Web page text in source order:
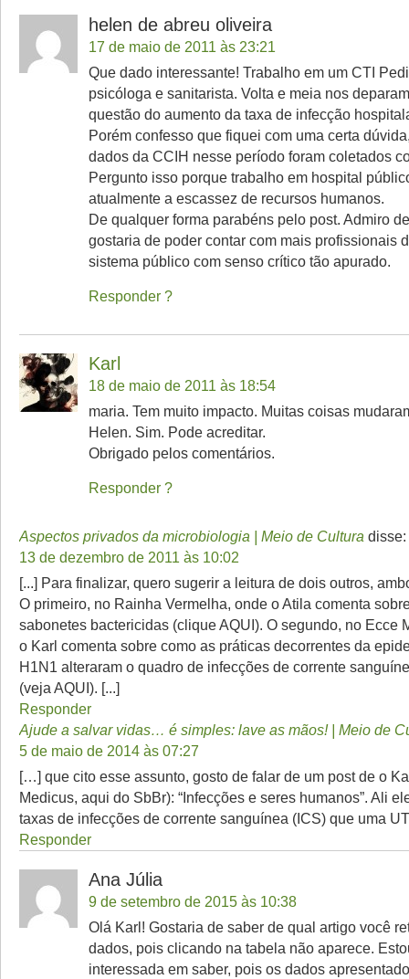
helen de abreu oliveira
17 de maio de 2011 às 23:21
Que dado interessante! Trabalho em um CTI
psicóloga e sanitarista. Volta e meia nos
questão do aumento da taxa de infecção
Porém confesso que fiquei com uma certa
dados da CCIH nesse período foram coletados
Pergunto isso porque trabalho em hospital
atualmente a escassez de recursos humanos.
De qualquer forma parabéns pelo post. Admiro
gostaria de poder contar com mais profissionais
sistema público com senso crítico tão apurado.
Responder
Karl
18 de maio de 2011 às 18:54
maria. Tem muito impacto. Muitas coisas
Helen. Sim. Pode acreditar.
Obrigado pelos comentários.
Responder
Aspectos privados da microbiologia | Meio de Cultura disse:
13 de dezembro de 2011 às 10:02
[...] Para finalizar, quero sugerir a leitura de dois outros,
O primeiro, no Rainha Vermelha, onde o Atila comenta
sabonetes bactericidas (clique AQUI). O segundo, no Ecce
o Karl comenta sobre como as práticas decorrentes da
H1N1 alteraram o quadro de infecções de corrente
(veja AQUI). [...]
Responder
Ajude a salvar vidas… é simples: lave as mãos! | Meio de
5 de maio de 2014 às 07:27
[…] que cito esse assunto, gosto de falar de um post de o
Medicus, aqui do SbBr): “Infecções e seres humanos”. Ali
taxas de infecções de corrente sanguínea (ICS) que uma
Responder
Ana Júlia
9 de setembro de 2015 às 10:38
Olá Karl! Gostaria de saber de qual artigo você
dados, pois clicando na tabela não aparece.
interessada em saber, pois os dados